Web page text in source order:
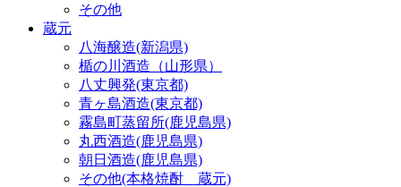
その他
蔵元
八海醸造(新潟県)
楯の川酒造（山形県）
八丈興発(東京都)
青ヶ島酒造(東京都)
霧島町蒸留所(鹿児島県)
丸西酒造(鹿児島県)
朝日酒造(鹿児島県)
その他(本格焼酎 蔵元)